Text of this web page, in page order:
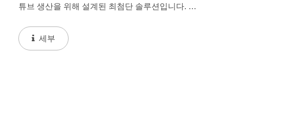
튜브 생산을 위해 설계된 최첨단 솔루션입니다. 뛰
는...
세부